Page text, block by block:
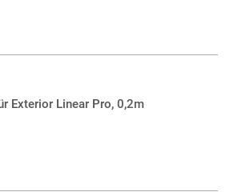
Exterior Linear Pro, 0,2m